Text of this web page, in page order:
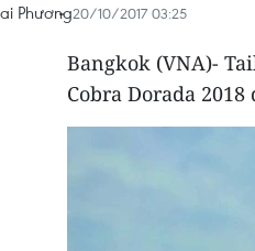
Phương20/10/2017 03:25
Bangkok (VNA)-
Cobra Dorada